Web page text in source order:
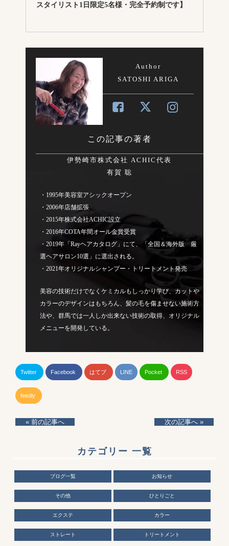
スタイリスト1日限定5名様・完全予約制です】
Author
SATOSHI ARIGA
この記事の著者
伊勢崎市株式会社 ACHIC代表
有賀 聡
・1995年美容室アシックオープン
・2006年店舗拡張
・2015年株式会社ACHIC設立
・2016年COTA年間オール金賞受賞
・2019年「Rayヘアカタログ」にて、「全国＆海外版 厳
選ヘアサロン10選」に選出される。
・2021年オリジナルシャンプー・トリートメント発売
美容の技術だけでなくケミカルもしっかり学び、カットや
カラーのデザインはもちろん、髪の毛を傷ませない施術方
法や、群馬では一人しか出来ない技術の取得、オリジナル
メニューを開発している。
Twitter Facebook はてブ LINE Pocket RSS
feedly
« 前の記事へ 次の記事へ »
カテゴリー 一覧
ブログ一覧 お知らせ
その他 ひとりごと
エクステ カラー
ストレート トリートメント